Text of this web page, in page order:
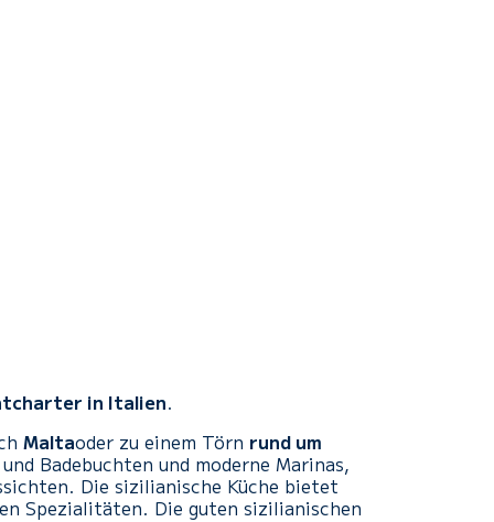
in Italien.
Maltaoder zu einem Törn rund um
Badebuchten und moderne Marinas,
Die sizilianische Küche bietet
Spezialitäten. Die guten sizilianischen